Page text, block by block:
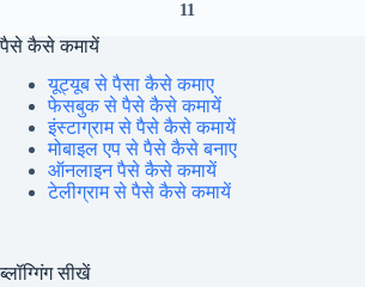
प्रदेश
पुलिस
सूबेदार/ASI
जॉब्स,
11
पैसे कैसे कमायें
यूट्यूब से पैसा कैसे कमाए
फेसबुक से पैसे कैसे कमायें
इंस्टाग्राम से पैसे कैसे कमायें
मोबाइल एप से पैसे कैसे बनाए
ऑनलाइन पैसे कैसे कमायें
टेलीग्राम से पैसे कैसे कमायें
ब्लॉग्गिंग सीखें